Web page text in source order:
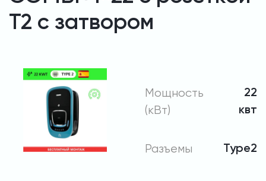
T2 с затвором
Мощность
(кВт)
22
квт
Разъемы Type2